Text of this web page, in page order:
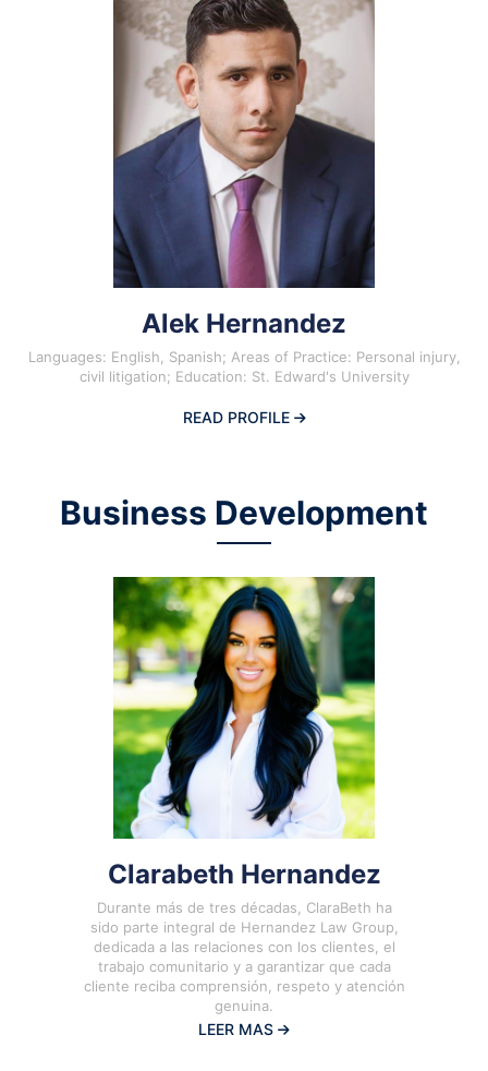
Alek Hernandez
Languages: English, Spanish; Areas of Practice: Personal injury,
civil litigation; Education: St. Edward's University
READ PROFILE
Business Development
Clarabeth Hernandez
Durante más de tres décadas, ClaraBeth ha
sido parte integral de Hernandez Law Group,
dedicada a las relaciones con los clientes, el
trabajo comunitario y a garantizar que cada
cliente reciba comprensión, respeto y atención
genuina.
LEER MAS